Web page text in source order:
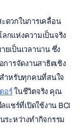
ดวกในการเคลื่อน
กแห่งความเป็นจริง
เป็นเวลานาน ซึ่ง
ารจัดงานสาธิตเชิง
ำหรับทุกคนที่สนใจ
อร์ ในชีวิตจริง คุณ
แชร์ที่เปิดใช้งาน BCI
ะหว่างทำกิจกรรม